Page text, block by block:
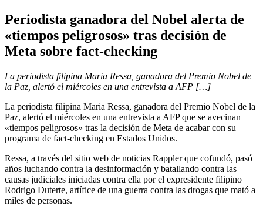
Periodista ganadora del Nobel alerta de
«tiempos peligrosos» tras decisión de
Meta sobre fact-checking
La periodista filipina Maria Ressa, ganadora del Premio Nobel de
la Paz, alertó el miércoles en una entrevista a AFP […]
La periodista filipina Maria Ressa, ganadora del Premio Nobel de la
Paz, alertó el miércoles en una entrevista a AFP que se avecinan
«tiempos peligrosos» tras la decisión de Meta de acabar con su
programa de fact-checking en Estados Unidos.
Ressa, a través del sitio web de noticias Rappler que cofundó, pasó
años luchando contra la desinformación y batallando contra las
causas judiciales iniciadas contra ella por el expresidente filipino
Rodrigo Duterte, artífice de una guerra contra las drogas que mató a
miles de personas.